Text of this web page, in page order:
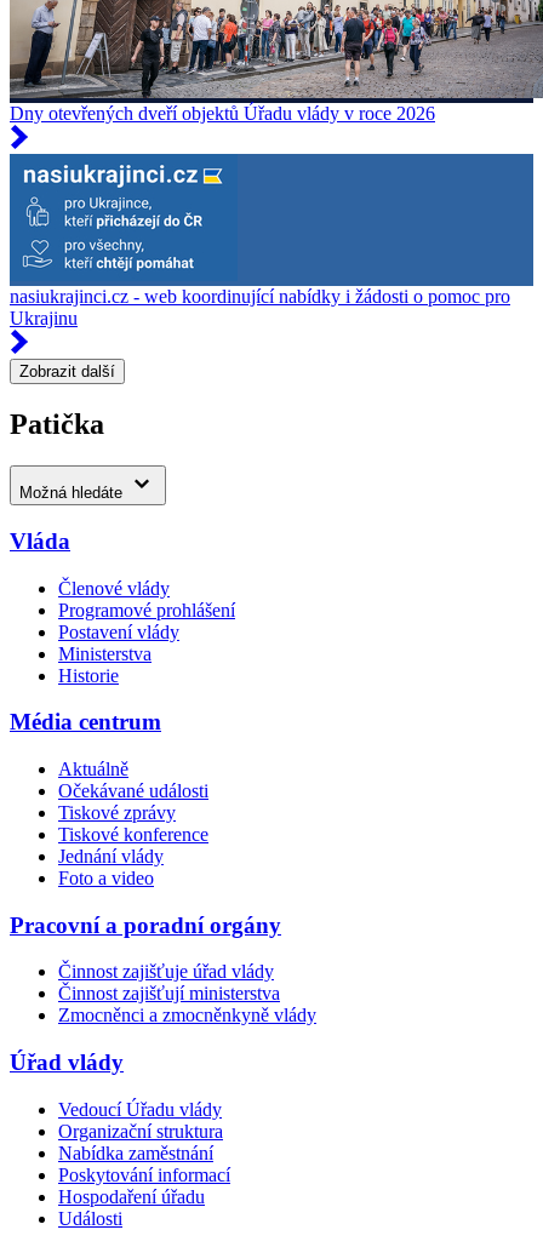
Dny otevřených dveří objektů Úřadu vlády v roce 2026
nasiukrajinci.cz - web koordinující nabídky i žádosti o pomoc pro
Ukrajinu
Zobrazit další
Patička
Možná hledáte
Vláda
Členové vlády
Programové prohlášení
Postavení vlády
Ministerstva
Historie
Média centrum
Aktuálně
Očekávané události
Tiskové zprávy
Tiskové konference
Jednání vlády
Foto a video
Pracovní a poradní orgány
Činnost zajišťuje úřad vlády
Činnost zajišťují ministerstva
Zmocněnci a zmocněnkyně vlády
Úřad vlády
Vedoucí Úřadu vlády
Organizační struktura
Nabídka zaměstnání
Poskytování informací
Hospodaření úřadu
Události